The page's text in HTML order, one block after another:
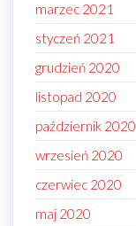
marzec 2021
styczeń 2021
grudzień 2020
listopad 2020
październik 2020
wrzesień 2020
czerwiec 2020
maj 2020